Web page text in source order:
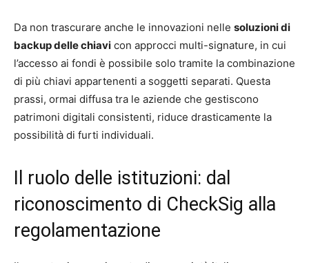
Da non trascurare anche le innovazioni nelle soluzioni di
backup delle chiavi con approcci multi-signature, in cui
l’accesso ai fondi è possibile solo tramite la combinazione
di più chiavi appartenenti a soggetti separati. Questa
prassi, ormai diffusa tra le aziende che gestiscono
patrimoni digitali consistenti, riduce drasticamente la
possibilità di furti individuali.
Il ruolo delle istituzioni: dal
riconoscimento di CheckSig alla
regolamentazione